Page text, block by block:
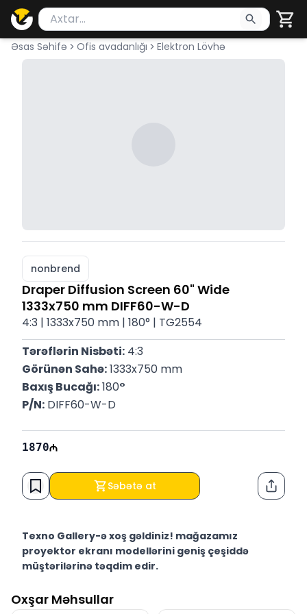
Məhsul axtar
Axtarış üçün ən azı 2 simvol yazın. Göndərmək
Əsas Səhifə Ofis avadanlığı Elektron Lövhə
nonbrend
Draper Diffusion Screen 60" Wide
1333x750 mm DIFF60-W-D
4:3 | 1333x750 mm | 180° | TG2554
Tərəflərin Nisbəti: 4:3
Görünən Sahə: 1333x750 mm
Baxış Bucağı: 180°
P/N: DIFF60-W-D
1870
Səbətə at
Texno Gallery-ə xoş gəldiniz! mağazamız
proyektor ekranı modellərini geniş çeşiddə
müştərilərinə təqdim edir.
2011-ci ildən etibarən fəaliyyət göstərən multibrend
Oxşar Məhsullar